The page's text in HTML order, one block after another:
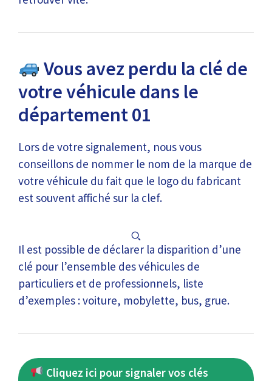
Vous avez perdu la clé de
votre véhicule dans le
département 01
Lors de votre signalement, nous vous
conseillons de nommer le nom de la marque de
votre véhicule du fait que le logo du fabricant
est souvent affiché sur la clef.
Il est possible de déclarer la disparition d’une
clé pour l’ensemble des véhicules de
particuliers et de professionnels, liste
d’exemples : voiture, mobylette, bus, grue.
Cliquez ici pour signaler vos clés